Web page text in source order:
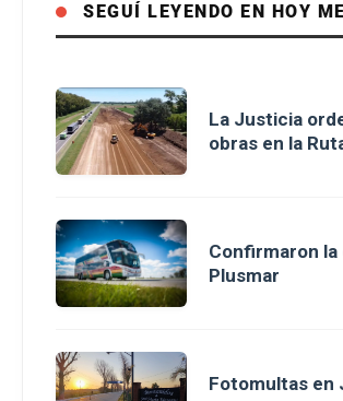
SEGUÍ LEYENDO EN HOY
La Justicia
obras en la
Confirmaron
Plusmar
Fotomultas en